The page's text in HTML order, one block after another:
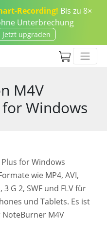
Recording! Bis zu 8×
Unterbrechung
Jetzt upgraden
M4V
Windows
for Windows
wie MP4, AVI,
3 G 2, SWF und FLV für
und Tablets. Es ist
M4V